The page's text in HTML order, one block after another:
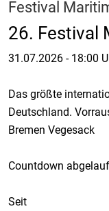
Festival
26. Festival
31.07.2026 - 18:00
Das größte
Deutschland.
Bremen Vegesack
Countdown
Seit